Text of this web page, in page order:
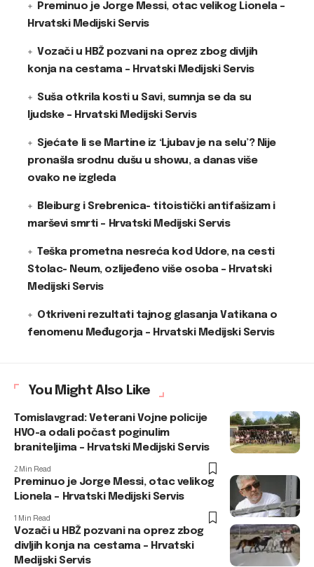
Preminuo je Jorge Messi, otac velikog Lionela –
Hrvatski Medijski Servis
Vozači u HBŽ pozvani na oprez zbog divljih
konja na cestama – Hrvatski Medijski Servis
Suša otkrila kosti u Savi, sumnja se da su
ljudske – Hrvatski Medijski Servis
Sjećate li se Martine iz ‘Ljubav je na selu’? Nije
pronašla srodnu dušu u showu, a danas više
ovako ne izgleda
Bleiburg i Srebrenica- titoistički antifašizam i
marševi smrti – Hrvatski Medijski Servis
Teška prometna nesreća kod Udore, na cesti
Stolac- Neum, ozlijeđeno više osoba – Hrvatski
Medijski Servis
Otkriveni rezultati tajnog glasanja Vatikana o
fenomenu Međugorja – Hrvatski Medijski Servis
You Might Also Like
Tomislavgrad: Veterani Vojne policije
HVO-a odali počast poginulim
braniteljima – Hrvatski Medijski Servis
2 Min Read
Preminuo je Jorge Messi, otac velikog
Lionela – Hrvatski Medijski Servis
1 Min Read
Vozači u HBŽ pozvani na oprez zbog
divljih konja na cestama – Hrvatski
Medijski Servis